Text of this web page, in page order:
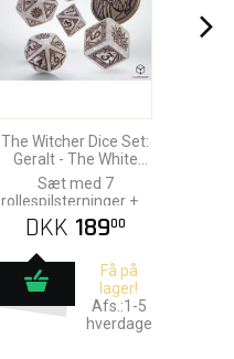
The Witcher Dice Set:
Geralt - The White
Wolf
Sæt med 7
rollespilsterninger + 1
witcher mønt
DKK 18900
Få på
lager!
Afs.:1-5
hverdage